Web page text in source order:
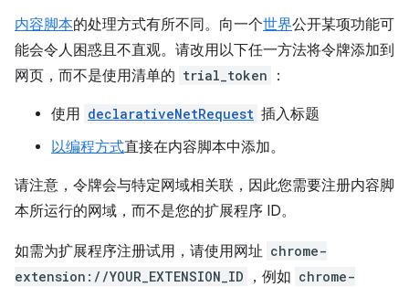
内容脚本的处理方式有所不同。向一个世界公开某项功能可
能会令人困惑且不直观。请改用以下任一方法将令牌添加到
网页，而不是使用清单的 trial_token ：
使用 declarativeNetRequest 插入标题
以编程方式直接在内容脚本中添加。
请注意，令牌会与特定网域相关联，因此您需要注册内容脚
本所运行的网域，而不是您的扩展程序 ID。
如需为扩展程序注册试用，请使用网址 chrome-
extension://YOUR_EXTENSION_ID
，例如 chrome-